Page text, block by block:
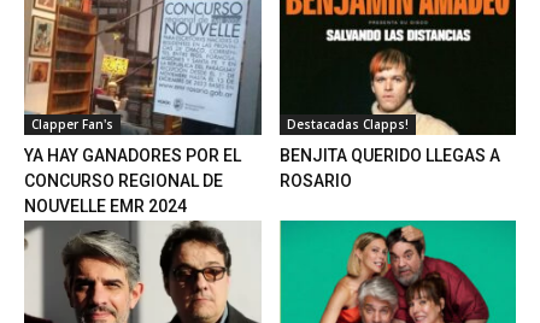
Clapper Fan's
YA HAY GANADORES POR EL
CONCURSO REGIONAL DE
NOUVELLE EMR 2024
Destacadas Clapps!
BENJITA QUERIDO LLEGAS A
ROSARIO